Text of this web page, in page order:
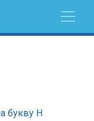
букву Н